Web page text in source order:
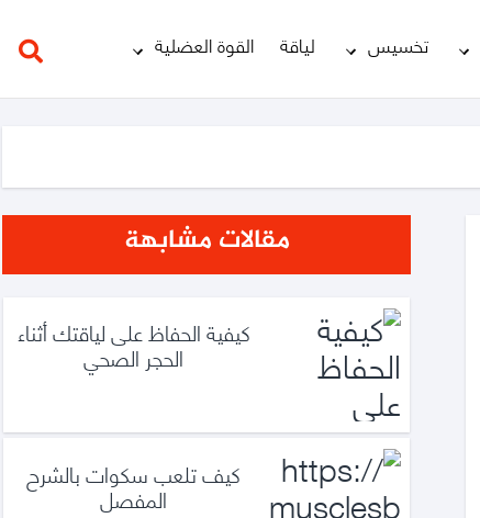
تخسيس لياقة القوة العضلية
مقالات مشابهة
كيفية الحفاظ على لياقتك أثناء
الحجر الصحي
كيف تلعب سكوات بالشرح
المفصل